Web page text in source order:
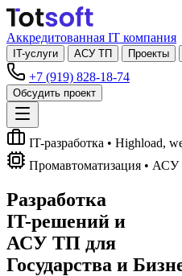
Аккредитованная IT компания
IT-услуги АСУ ТП Проекты
+7 (919) 828-18-74
Обсудить проект
IT-разработка • Highload,
Промавтоматизация •
Разработка
IT-решений и
АСУ ТП для
Государства и